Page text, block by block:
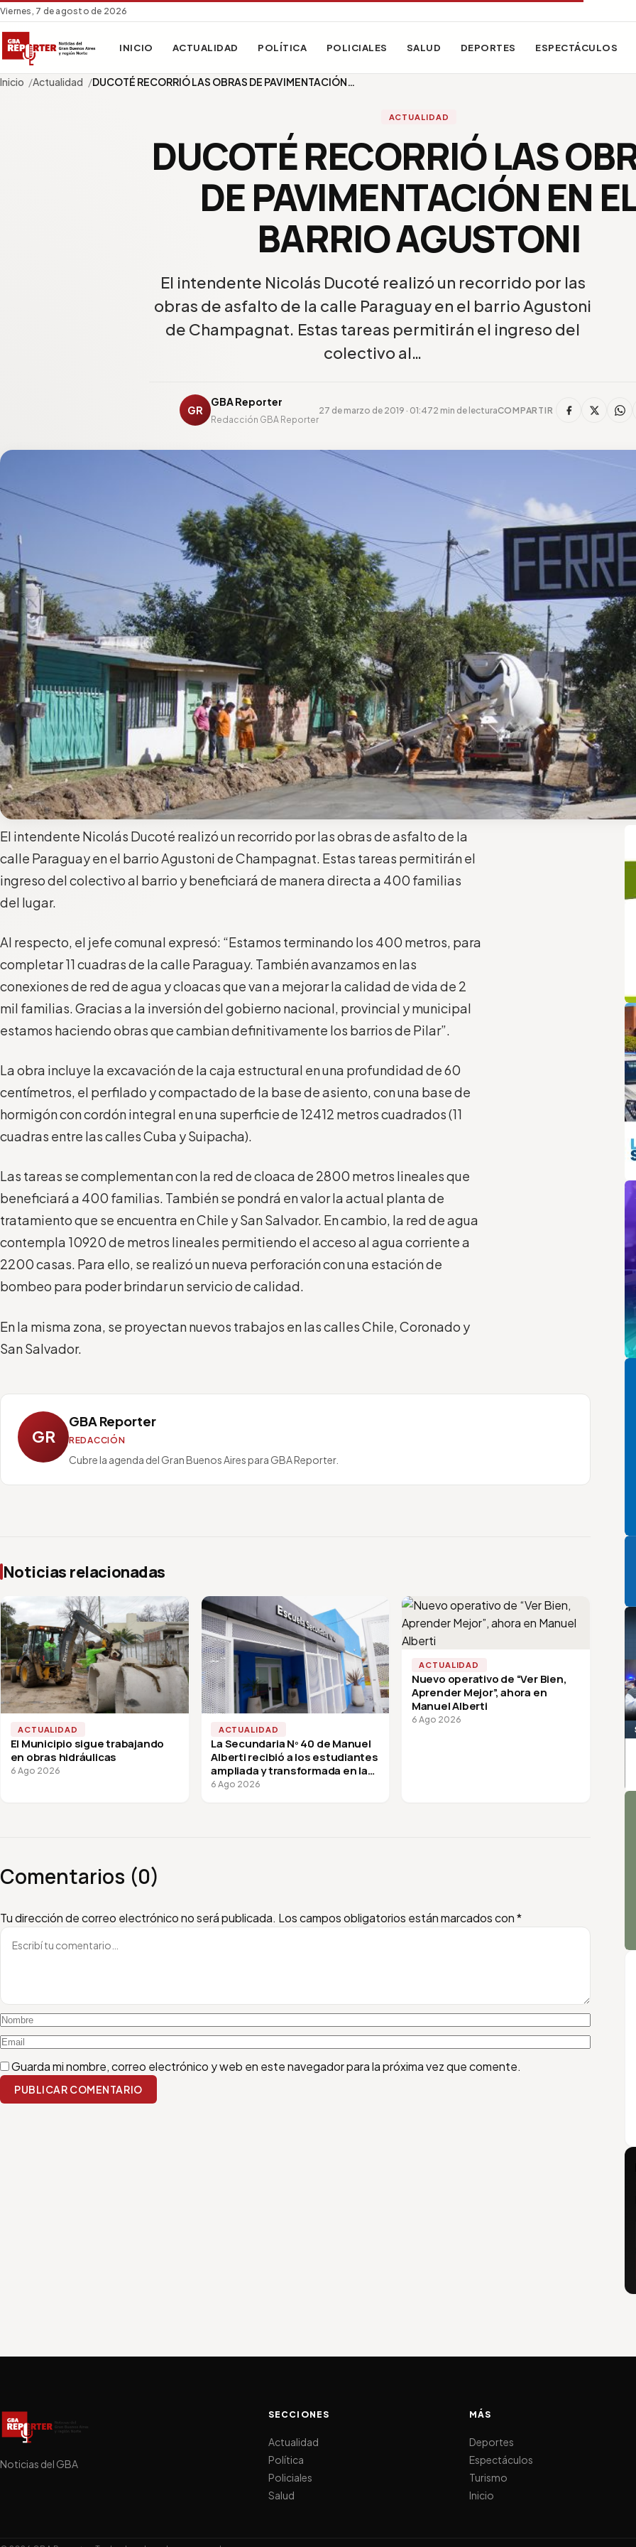
Viernes, 7 de agosto de 2026
INICIO ACTUALIDAD POLÍTICA POLICIALES SALUD DEPORTES ESPECTÁCULOS
Inicio Actualidad DUCOTÉ RECORRIÓ LAS OBRAS DE PAVIMENTACIÓN…
ACTUALIDAD
DUCOTÉ RECORRIÓ LAS
DE PAVIMENTACIÓN EN
BARRIO AGUSTONI
El intendente Nicolás Ducoté realizó un recorrido por las
obras de asfalto de la calle Paraguay en el barrio Agustoni
de Champagnat. Estas tareas permitirán el ingreso del
colectivo al…
GR
GBA Reporter
Redacción GBA Reporter
27 de marzo de 2019 · 01:472 min de lecturaCOMPARTIR
El intendente Nicolás Ducoté realizó un recorrido por las obras de asfalto de la
calle Paraguay en el barrio Agustoni de Champagnat. Estas tareas permitirán el
ingreso del colectivo al barrio y beneficiará de manera directa a 400 familias
del lugar.
Al respecto, el jefe comunal expresó: “Estamos terminando los 400 metros, para
completar 11 cuadras de la calle Paraguay. También avanzamos en las
conexiones de red de agua y cloacas que van a mejorar la calidad de vida de 2
mil familias. Gracias a la inversión del gobierno nacional, provincial y municipal
estamos haciendo obras que cambian definitivamente los barrios de Pilar”.
La obra incluye la excavación de la caja estructural en una profundidad de 60
centímetros, el perfilado y compactado de la base de asiento, con una base de
hormigón con cordón integral en una superficie de 12412 metros cuadrados (11
cuadras entre las calles Cuba y Suipacha).
Las tareas se complementan con la red de cloaca de 2800 metros lineales que
beneficiará a 400 familias. También se pondrá en valor la actual planta de
tratamiento que se encuentra en Chile y San Salvador. En cambio, la red de agua
contempla 10920 de metros lineales permitiendo el acceso al agua corriente a
2200 casas. Para ello, se realizó un nueva perforación con una estación de
bombeo para poder brindar un servicio de calidad.
En la misma zona, se proyectan nuevos trabajos en las calles Chile, Coronado y
San Salvador.
GR
GBA Reporter
REDACCIÓN
Cubre la agenda del Gran Buenos Aires para GBA Reporter.
Noticias relacionadas
ACTUALIDAD
El Municipio sigue trabajando
en obras hidráulicas
6 Ago 2026
ACTUALIDAD
La Secundaria Nº 40 de Manuel
Alberti recibió a los estudiantes
ampliada y transformada en la
vuelta a clases
6 Ago 2026
ACTUALIDAD
Nuevo operativo de “Ver Bien,
Aprender Mejor”, ahora en
Manuel Alberti
6 Ago 2026
Comentarios (0)
Tu dirección de correo electrónico no será publicada. Los campos obligatorios están marcados con*
Escribí tu comentario
Nombre
Email
Guarda mi nombre, correo electrónico y web en este navegador para la próxima vez que comente.
PUBLICAR COMENTARIO
Noticias del GBA
SECCIONES
Actualidad
Política
Policiales
Salud
MÁS
Deportes
Espectáculos
Turismo
Inicio